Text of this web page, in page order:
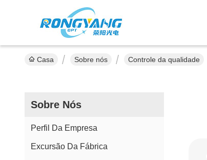
Casa Sobre nós Controle da qualidade
Sobre Nós
Perfil Da Empresa
Excursão Da Fábrica